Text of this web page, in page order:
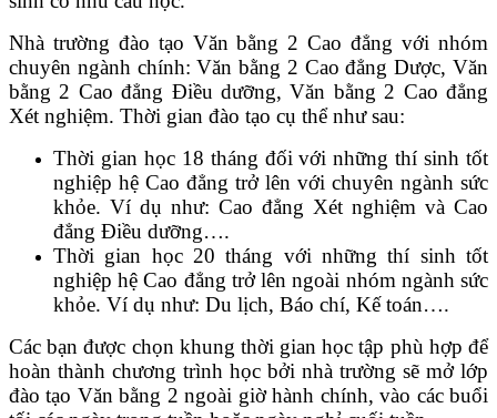
Nhà trường đào tạo Văn bằng 2 Cao đẳng với nhóm
chuyên ngành chính: Văn bằng 2 Cao đẳng Dược, Văn
bằng 2 Cao đẳng Điều dưỡng, Văn bằng 2 Cao đẳng
Xét nghiệm. Thời gian đào tạo cụ thể như sau:
Thời gian học 18 tháng đối với những thí sinh tốt
nghiệp hệ Cao đẳng trở lên với chuyên ngành sức
khỏe. Ví dụ như: Cao đẳng Xét nghiệm và Cao
đẳng Điều dưỡng….
Thời gian học 20 tháng với những thí sinh tốt
nghiệp hệ Cao đẳng trở lên ngoài nhóm ngành sức
khỏe. Ví dụ như: Du lịch, Báo chí, Kế toán….
Các bạn được chọn khung thời gian học tập phù hợp để
hoàn thành chương trình học bởi nhà trường sẽ mở lớp
đào tạo Văn bằng 2 ngoài giờ hành chính, vào các buổi